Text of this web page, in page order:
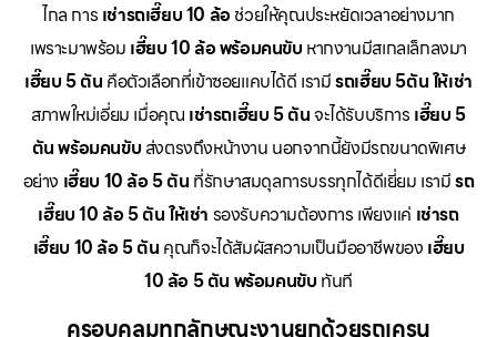
ไกล การ เช่ารถเฮี๊ยบ 10 ล้อช่วยให้คุณประหยัดเวลาอย่างมาก
เพราะมาพร้อม เฮี๊ยบ 10 ล้อ พร้อมคนขับ หากงานมีสเกลเล็กลงมา
เฮี๊ยบ 5 ตัน คือตัวเลือกที่เข้าซอยแคบได้ดี เรามีรถเฮี๊ยบ 5ตัน ให้เช่า
สภาพใหม่เอี่ยม เมื่อคุณ เช่ารถเฮี๊ยบ 5 ตันจะได้รับบริการ เฮี๊ยบ 5
ตัน พร้อมคนขับ ส่งตรงถึงหน้างาน นอกจากนี้ยังมีรถขนาดพิเศษ
อย่าง เฮี๊ยบ 10 ล้อ 5 ตัน ที่รักษาสมดุลการบรรทุกได้ดีเยี่ยม เรามีรถ
เฮี๊ยบ 10 ล้อ 5 ตัน ให้เช่า รองรับความต้องการ เพียงแค่ เช่ารถ
เฮี๊ยบ 10 ล้อ 5 ตัน คุณก็จะได้สัมผัสความเป็นมืออาชีพของ เฮี๊ยบ
10 ล้อ 5 ตัน พร้อมคนขับ ทันที
ครอบคลุมทุกลักษณะงานยกด้วยรถเครน